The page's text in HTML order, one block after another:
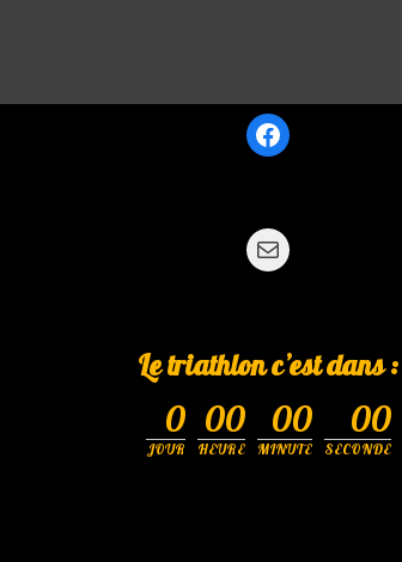
Le triathlon c’est dans :
0
JOUR
00
HEURE
00
MINUTE
00
SECONDE